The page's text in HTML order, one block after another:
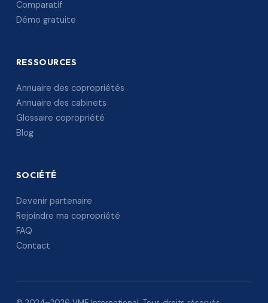
Comparatif
Démo gratuite
RESSOURCES
Annuaire des copropriétés
Annuaire des cabinets
Glossaire copropriété
Blog
SOCIÉTÉ
Devenir partenaire
Rejoindre ma copropriété
FAQ
Contact